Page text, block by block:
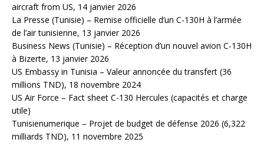
aircraft from US, 14 janvier 2026
La Presse (Tunisie) – Remise officielle d’un C-130H à l’armée
de l’air tunisienne, 13 janvier 2026
Business News (Tunisie) – Réception d’un nouvel avion C-130H
à Bizerte, 13 janvier 2026
US Embassy in Tunisia – Valeur annoncée du transfert (36
millions TND), 18 novembre 2024
US Air Force – Fact sheet C-130 Hercules (capacités et charge
utile)
Tunisienumerique – Projet de budget de défense 2026 (6,322
milliards TND), 11 novembre 2025